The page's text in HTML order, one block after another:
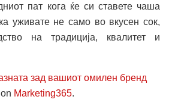
пат кога ќе си ставете чаша
уживате не само во вкусен сок,
на традиција, квалитет и
зад вашиот омилен бренд
Marketing365.